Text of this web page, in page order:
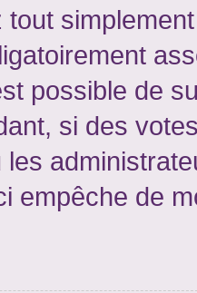
tout
possible de
si des
les
empêche de